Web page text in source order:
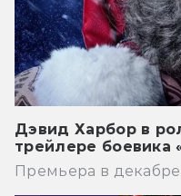
Дэвид Харбор в
трейлере боевика
Премьера в